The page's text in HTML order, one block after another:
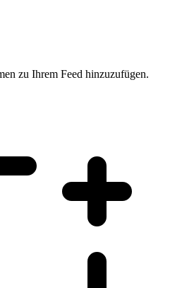
zu Ihrem Feed hinzuzufügen.